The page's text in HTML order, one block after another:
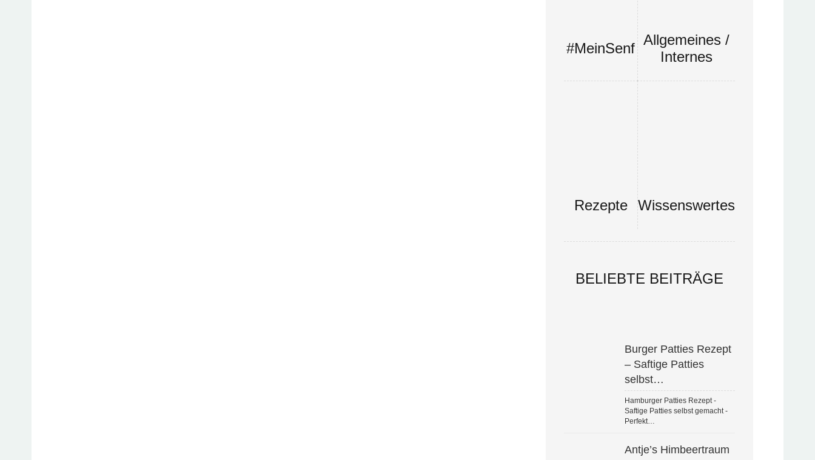
#MeinSenf
Allgemeines /
Internes
Rezepte Wissenswertes
BELIEBTE BEITRÄGE
Burger Patties Rezept
– Saftige Patties
selbst…
Hamburger Patties Rezept -
Saftige Patties selbst gemacht -
Perfekt…
Antje’s Himbeertraum